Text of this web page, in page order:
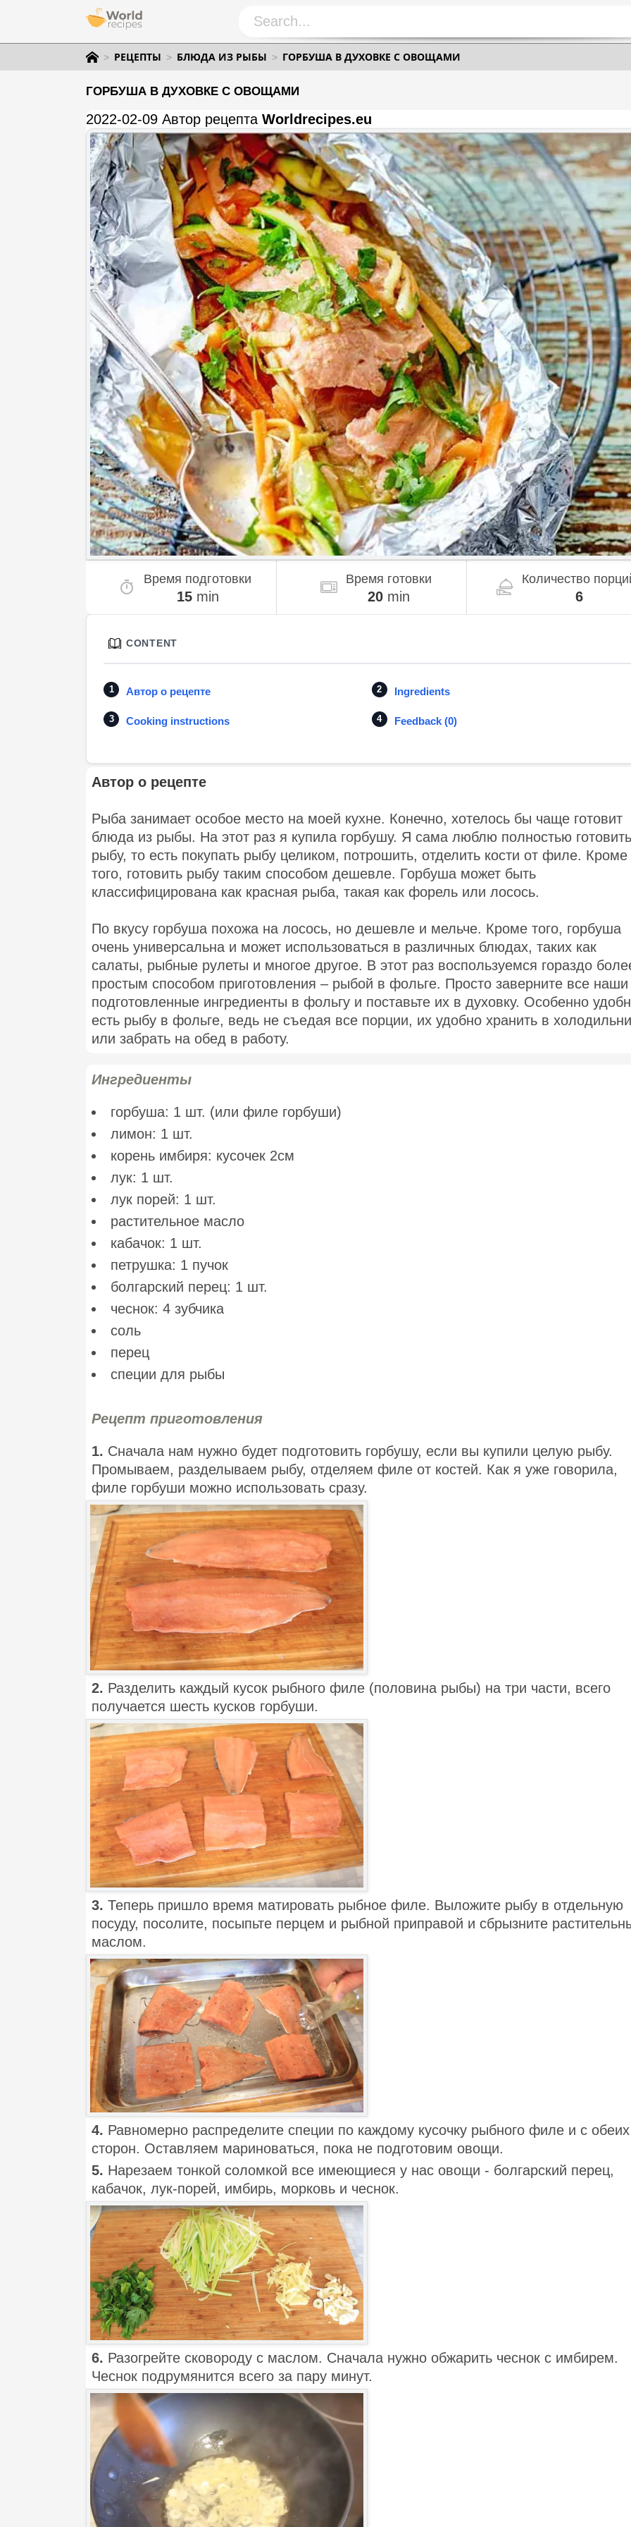
РЕЦЕПТЫ БЛЮДА ИЗ РЫБЫ ГОРБУША В ДУХОВКЕ С ОВОЩАМИ
ГОРБУША В ДУХОВКЕ С ОВОЩАМИ
2022-02-09 Автор рецепта Worldrecipes.eu
Время подготовки
15min
Время готовки
20min
Количество
6
CONTENT
Автор о рецепте Ingredients
Cooking instructions Feedback (0)
Автор о рецепте
Рыба занимает особое место на моей кухне. Конечно, хотелось бы чаще готовит
блюда из рыбы. На этот раз я купила горбушу. Я сама люблю полностью готовить
рыбу, то есть покупать рыбу целиком, потрошить, отделить кости от филе. Кроме
того, готовить рыбу таким способом дешевле. Горбуша может быть
классифицирована как красная рыба, такая как форель или лосось.
По вкусу горбуша похожа на лосось, но дешевле и мельче. Кроме того, горбуша
очень универсальна и может использоваться в различных блюдах, таких как
салаты, рыбные рулеты и многое другое. В этот раз воспользуемся гораздо
простым способом приготовления – рыбой в фольге. Просто заверните все наши
подготовленные ингредиенты в фольгу и поставьте их в духовку. Особенно
есть рыбу в фольге, ведь не съедая все порции, их удобно хранить в
или забрать на обед в работу.
Ингредиенты
горбуша: 1 шт. (или филе горбуши)
лимон: 1 шт.
корень имбиря: кусочек 2см
лук: 1 шт.
лук порей: 1 шт.
растительное масло
кабачок: 1 шт.
петрушка: 1 пучок
болгарский перец: 1 шт.
чеснок: 4 зубчика
соль
перец
специи для рыбы
Рецепт приготовления
1. Сначала нам нужно будет подготовить горбушу, если вы купили целую рыбу.
Промываем, разделываем рыбу, отделяем филе от костей. Как я уже говорила,
филе горбуши можно использовать сразу.
2. Разделить каждый кусок рыбного филе (половина рыбы) на три части, всего
получается шесть кусков горбуши.
3. Теперь пришло время матировать рыбное филе. Выложите рыбу в отдельную
посуду, посолите, посыпьте перцем и рыбной приправой и сбрызните
маслом.
4. Равномерно распределите специи по каждому кусочку рыбного филе и с обеих
сторон. Оставляем мариноваться, пока не подготовим овощи.
5. Нарезаем тонкой соломкой все имеющиеся у нас овощи - болгарский перец,
кабачок, лук-порей, имбирь, морковь и чеснок.
6. Разогрейте сковороду с маслом. Сначала нужно обжарить чеснок с имбирем.
Чеснок подрумянится всего за пару минут.